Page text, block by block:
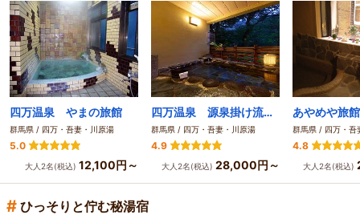
四万温泉 やまの旅館
群馬県 / 四万・吾妻・川原湯
5.0
大人2名(税込) 12,100円～
四万温泉 源泉掛け流しの貸切風呂と囲炉裏料理 湯の宿 山ばと
群馬県 / 四万・吾妻・川原湯
4.9
大人2名(税込) 28,000円～
あやめや旅館
群馬県 / 四万・吾
4.8
大人2名(税込)
# ひっそりと佇む秘湯宿